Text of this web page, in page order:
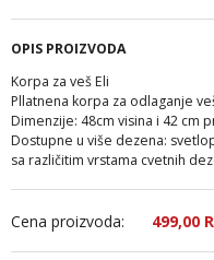
OPIS PROIZVODA
Korpa za veš Eli
Pllatnena korpa za odlaganje
Dimenzije: 48cm visina i 42 cm
Dostupne u više dezena:
sa različitim vrstama cvetnih
Cena proizvoda: 499,00